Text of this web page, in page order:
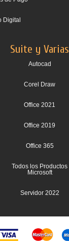
Digital
Suite y Varias
Autocad
Corel Draw
Office 2021
Office 2019
Office 365
Todos los Productos
Microsoft
Servidor 2022